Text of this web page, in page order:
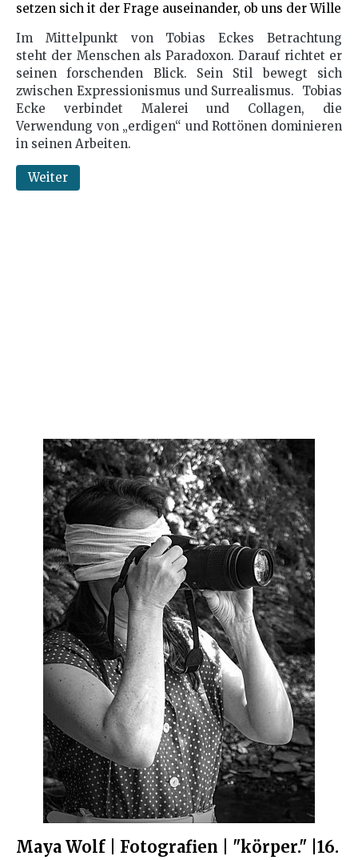
setzen sich it der Frage auseinander, ob uns der Wille
Im Mittelpunkt von Tobias Eckes Betrachtung
steht der Menschen als Paradoxon. Darauf richtet er
seinen forschenden Blick. Sein Stil bewegt sich
zwischen Expressionismus und Surrealismus. Tobias
Ecke verbindet Malerei und Collagen, die
Verwendung von „erdigen“ und Rottönen dominieren
in seinen Arbeiten.
Weiter
Maya Wolf | Fotografien | "körper." |16.